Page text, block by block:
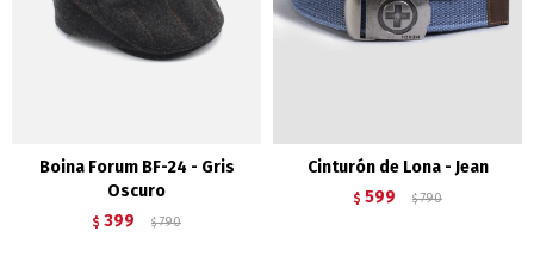
Boina Forum BF-24 - Gris
Oscuro
$ 399 $ 790
Cinturón de Lona - Jean
$ 599 $ 790